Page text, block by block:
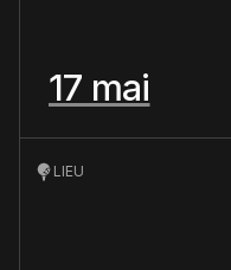
17 mai
LIEU